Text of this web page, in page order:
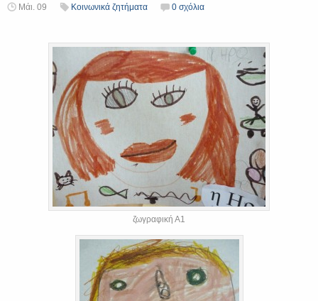
Μάι. 09 Κοινωνικά ζητήματα 0 σχόλια
ζωγραφική Α1